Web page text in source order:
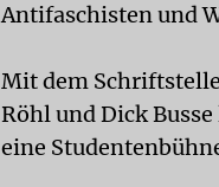
Antifaschisten und
Mit dem
Röhl und Dick
eine